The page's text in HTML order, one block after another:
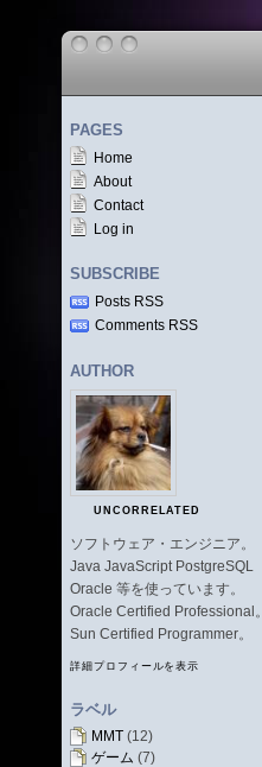
PAGES
Home
About
Contact
Log in
SUBSCRIBE
Posts RSS
Comments RSS
AUTHOR
UNCORRELATED
ソフトウェア・エンジニア。
Java JavaScript PostgreSQL
Oracle 等を使っています。
Oracle Certified Professional。
Sun Certified Programmer。
詳細プロフィールを表示
ラベル
MMT (12)
ゲーム (7)